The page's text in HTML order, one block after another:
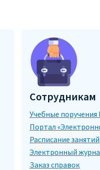
Сотрудникам
Учебные
Портал
Расписание занятий
Электронный
Заказ справок